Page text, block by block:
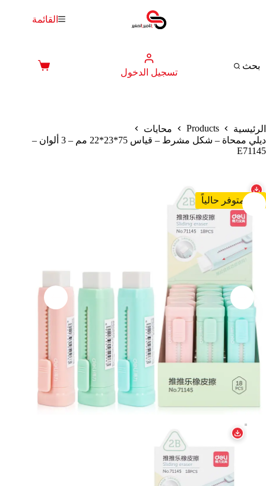
القائمة
بحث
تسجيل الدخول
عربة
الرئيسية Products
محايات
ديلي ممحاة – شكل مشرط – قياس 75*23*22 مم – 3 ألوان –
E71145
غير متوفر حالياً